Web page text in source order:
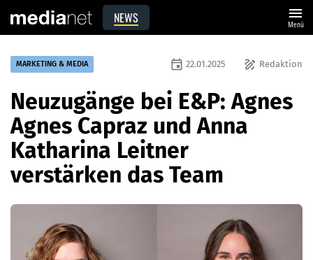
NEWS menu
Menü
MARKETING & MEDIA draw Redaktion
event 22.01.2025
Neuzugänge bei E&P: Agnes
Agnes Capraz und Anna
Katharina Leitner
verstärken das Team